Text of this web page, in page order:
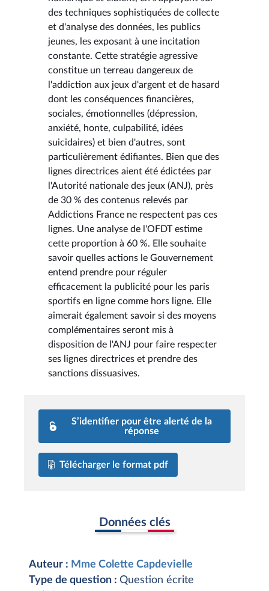
des techniques sophistiquées de collecte
et d'analyse des données, les publics
jeunes, les exposant à une incitation
constante. Cette stratégie agressive
constitue un terreau dangereux de
l'addiction aux jeux d'argent et de hasard
dont les conséquences financières,
sociales, émotionnelles (dépression,
anxiété, honte, culpabilité, idées
suicidaires) et bien d'autres, sont
particulièrement édifiantes. Bien que des
lignes directrices aient été édictées par
l'Autorité nationale des jeux (ANJ), près
de 30 % des contenus relevés par
Addictions France ne respectent pas ces
lignes. Une analyse de l'OFDT estime
cette proportion à 60 %. Elle souhaite
savoir quelles actions le Gouvernement
entend prendre pour réguler
efficacement la publicité pour les paris
sportifs en ligne comme hors ligne. Elle
aimerait également savoir si des moyens
complémentaires seront mis à
disposition de l'ANJ pour faire respecter
ses lignes directrices et prendre des
sanctions dissuasives.
S’identifier pour être alerté de la
réponse
Télécharger le format pdf
Données clés
Auteur : Mme Colette Capdevielle
Type de question : Question écrite